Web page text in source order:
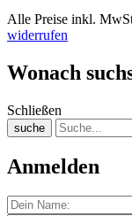
Alle Preise inkl.
widerrufen
Wonach
Schließen
suche
Anmelden